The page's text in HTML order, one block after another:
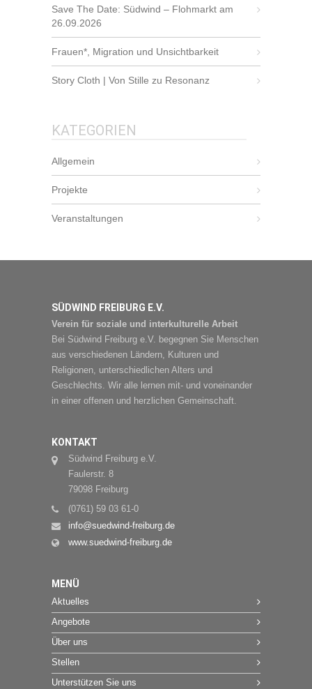
Save The Date: Südwind – Flohmarkt am
26.09.2026
Frauen*, Migration und Unsichtbarkeit
Story Cloth | Von Stille zu Resonanz
KATEGORIEN
Allgemein
Projekte
Veranstaltungen
SÜDWIND FREIBURG E.V.
Verein für soziale und interkulturelle Arbeit
Bei Südwind Freiburg e.V. begegnen Sie Menschen
aus verschiedenen Ländern, Kulturen und
Religionen, unterschiedlichen Alters und
Geschlechts. Wir alle lernen mit- und voneinander
in einer offenen und herzlichen Gemeinschaft.
KONTAKT
Südwind Freiburg e.V.
Faulerstr. 8
79098 Freiburg
(0761) 59 03 61-0
info@suedwind-freiburg.de
www.suedwind-freiburg.de
MENÜ
Aktuelles
Angebote
Über uns
Stellen
Unterstützen Sie uns